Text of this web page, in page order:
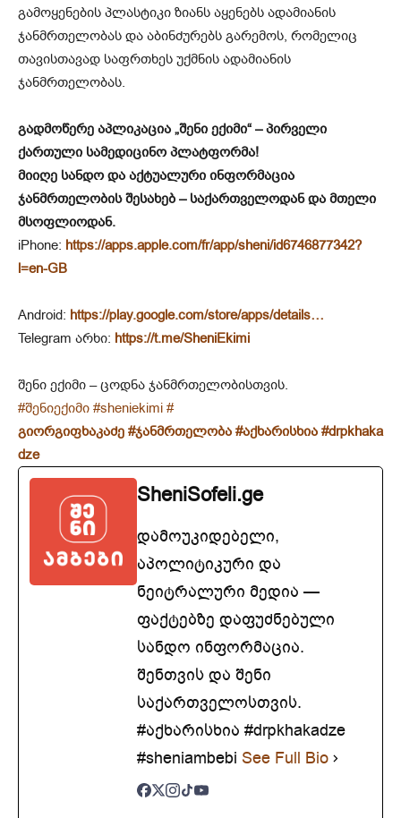
გამოყენების პლასტიკი ზიანს აყენებს ადამიანის
ჯანმრთელობას და აბინძურებს გარემოს, რომელიც
თავისთავად საფრთხეს უქმნის ადამიანის
ჯანმრთელობას.
გადმოწერე აპლიკაცია „შენი ექიმი“ – პირველი
ქართული სამედიცინო პლატფორმა!
მიიღე სანდო და აქტუალური ინფორმაცია
ჯანმრთელობის შესახებ – საქართველოდან და მთელი
მსოფლიოდან.
iPhone: https://apps.apple.com/fr/app/sheni/id6746877342?
l=en-GB
Android: https://play.google.com/store/apps/details…
Telegram არხი: https://t.me/SheniEkimi
შენი ექიმი – ცოდნა ჯანმრთელობისთვის.
#შენიექიმი #sheniekimi #
გიორგიფხაკაძე #ჯანმრთელობა #აქხარისხია #drpkhaka
dze
SheniSofeli.ge
დამოუკიდებელი,
აპოლიტიკური და
ნეიტრალური მედია —
ფაქტებზე დაფუძნებული
სანდო ინფორმაცია.
შენთვის და შენი
საქართველოსთვის.
#აქხარისხია #drpkhakadze
#sheniambebi See Full Bio